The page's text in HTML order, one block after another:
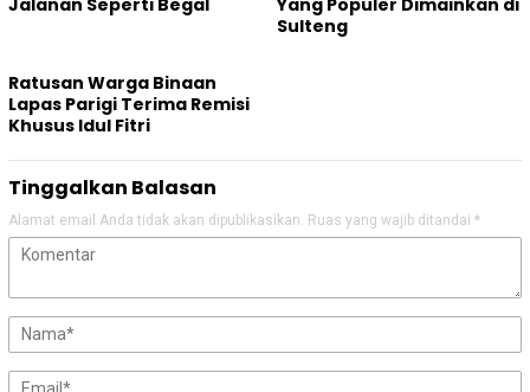
Sulteng
Ratusan Warga Binaan
Lapas Parigi Terima Remisi
Khusus Idul Fitri
Tinggalkan Balasan
Alamat email Anda tidak akan dipublikasikan. Ruas yang wajib ditandai *